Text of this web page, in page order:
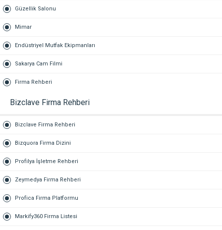
Güzellik Salonu
Mimar
Endüstriyel Mutfak Ekipmanları
Sakarya Cam Filmi
Firma Rehberi
Bizclave Firma Rehberi
Bizclave Firma Rehberi
Bizquora Firma Dizini
Profilya İşletme Rehberi
Zeymedya Firma Rehberi
Profica Firma Platformu
Markify360 Firma Listesi